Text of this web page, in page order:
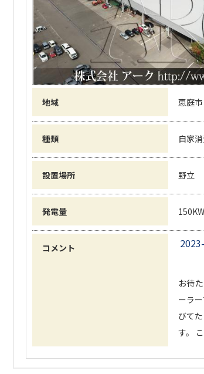
地域 恵庭市
種類 自家
設置場所 野立
発電量 150KW
コメント
お待
ーラ
びて
す。